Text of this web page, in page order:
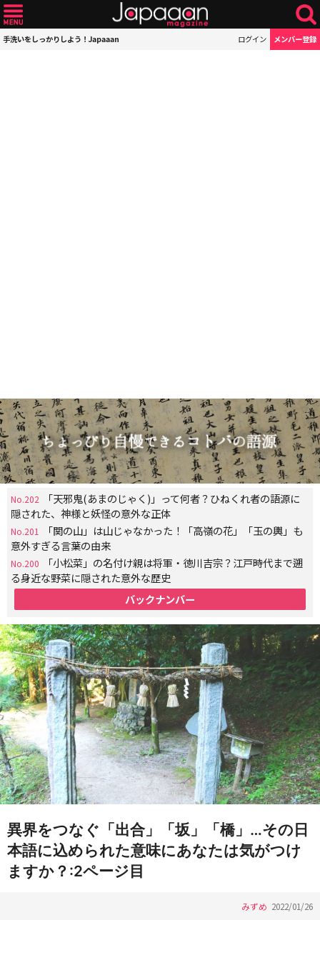
手洗いをしっかりしよう！Japaaan ログイン メンバー登録
No.202
「天邪鬼(あまのじゃく)」って何者？ひねくれ者の語源に
隠された、神様と妖怪の意外な正体
No.201
「関の山」は山じゃなかった！「高嶺の花」「玉の輿」も
意外すぎる言葉の由来
No.200
「小松菜」の名付け親は将軍・徳川吉宗？江戸時代まで遡
る身近な野菜に隠された意外な歴史
バックナンバー
異界をつなぐ「出合」「坂」「橋」…その日
本語に込められた意味にあなたは気がつけ
ますか？:2ページ目
みずめ 2022/01/26